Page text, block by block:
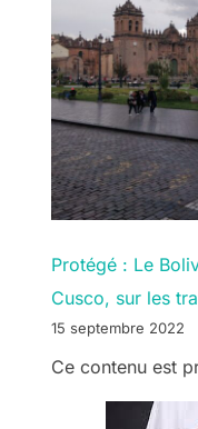
Protégé : Le
Cusco, sur les
15 septembre 2022
Ce contenu est